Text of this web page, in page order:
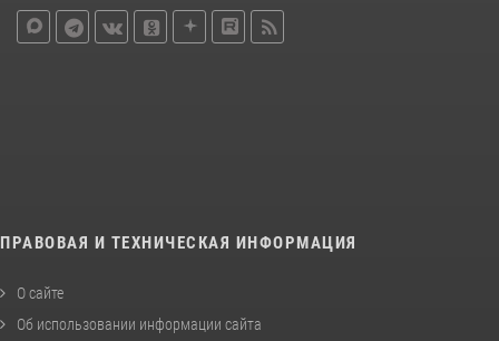
ПРАВОВАЯ И ТЕХНИЧЕСКАЯ ИНФОРМАЦИЯ
О сайте
Об использовании информации сайта